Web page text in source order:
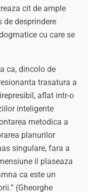
cit de ample
desprindere
cu care se
ca, dincolo de
trasatura a
aflat intr-o
inteligente
metodica a
planurilor
singulare, fara a
il plaseaza
ca este un
(Gheorghe